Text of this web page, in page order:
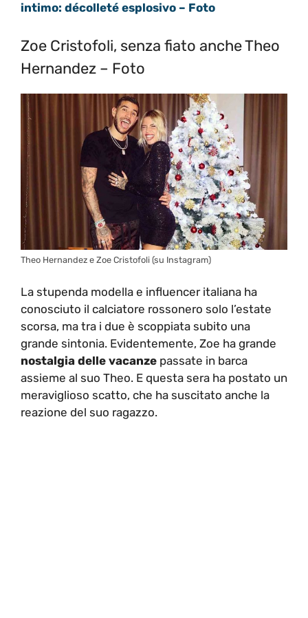
intimo: décolleté esplosivo – Foto
Zoe Cristofoli, senza fiato anche Theo
Hernandez – Foto
Theo Hernandez e Zoe Cristofoli (su Instagram)
La stupenda modella e influencer italiana ha
conosciuto il calciatore rossonero solo l’estate
scorsa, ma tra i due è scoppiata subito una
grande sintonia. Evidentemente, Zoe ha grande
nostalgia delle vacanze passate in barca
assieme al suo Theo. E questa sera ha postato un
meraviglioso scatto, che ha suscitato anche la
reazione del suo ragazzo.